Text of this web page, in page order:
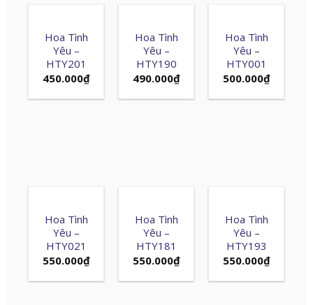
Hoa Tình
Yêu –
HTY201
450.000₫
Hoa Tình
Yêu –
HTY190
490.000₫
Hoa Tình
Yêu –
HTY001
500.000₫
Hoa Tình
Yêu –
HTY021
550.000₫
Hoa Tình
Yêu –
HTY181
550.000₫
Hoa Tình
Yêu –
HTY193
550.000₫